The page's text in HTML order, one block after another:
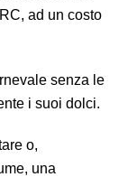
ad un costo
senza le
i suoi dolci.
o,
una